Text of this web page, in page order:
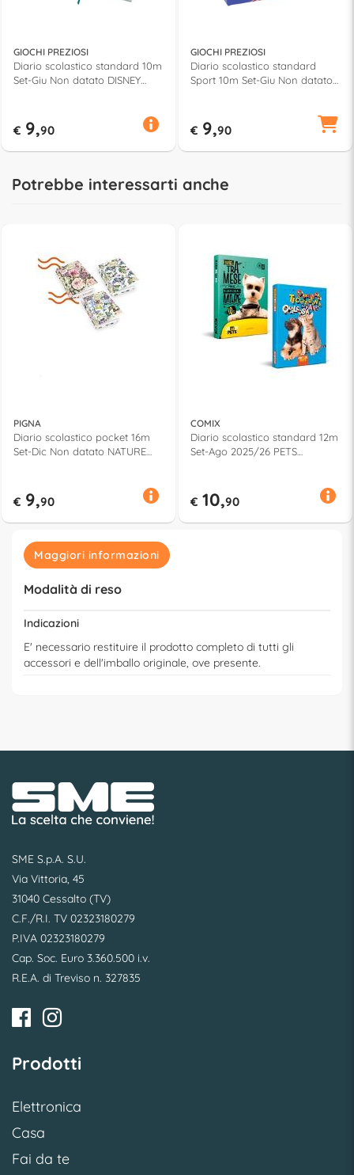
GIOCHI PREZIOSI
Diario scolastico standard 10m
Set-Giu Non datato DISNEY
€ 9,90
GIOCHI PREZIOSI
Diario scolastico standard
Sport 10m Set-Giu Non datato
€ 9,90
Potrebbe interessarti anche
PIGNA
Diario scolastico pocket 16m
Set-Dic Non datato NATURE
€ 9,90
COMIX
Diario scolastico standard 12m
Set-Ago 2025/26 PETS
€ 10,90
Maggiori informazioni
Modalità di reso
Indicazioni
E' necessario restituire il prodotto completo di tutti gli
accessori e dell'imballo originale, ove presente.
SME S.p.A. S.U.
Via Vittoria, 45
31040 Cessalto (TV)
C.F./R.I. TV 02323180279
P.IVA 02323180279
Cap. Soc. Euro 3.360.500 i.v.
R.E.A. di Treviso n. 327835
Prodotti
Elettronica
Casa
Fai da te